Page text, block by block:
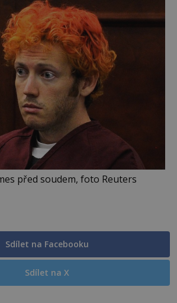
před soudem, foto Reuters
Sdílet na Facebooku
Sdílet na X